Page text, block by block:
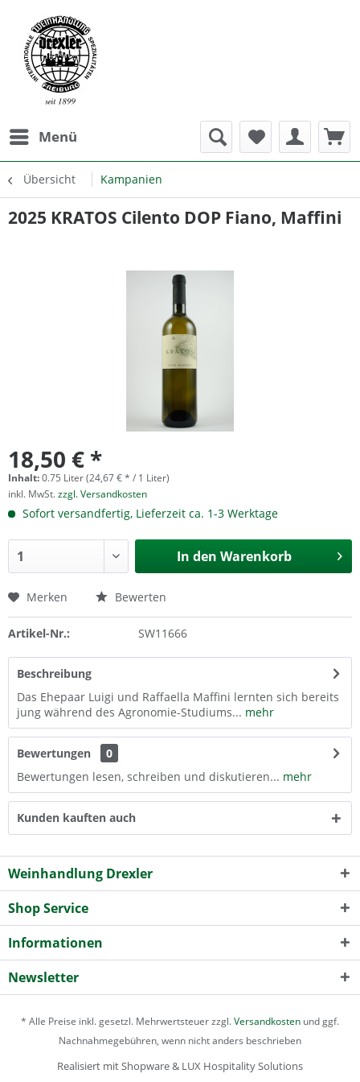
Menü
Übersicht Kampanien
2025 KRATOS Cilento DOP Fiano, Maffini
18,50 € *
Inhalt:0.75 Liter (24,67 € * / 1 Liter)
inkl. MwSt.zzgl. Versandkosten
Sofort versandfertig, Lieferzeit ca. 1-3 Werktage
In den Warenkorb
Merken Bewerten
Artikel-Nr.: SW11666
Beschreibung
Das Ehepaar Luigi und Raffaella Maffini lernten sich bereits
jung während des Agronomie-Studiums... mehr
Bewertungen
0
Bewertungen lesen, schreiben und diskutieren... mehr
Kunden kauften auch
Weinhandlung Drexler
Shop Service
Informationen
Newsletter
* Alle Preise inkl. gesetzl. Mehrwertsteuer zzgl.Versandkosten und ggf.
Nachnahmegebühren, wenn nicht anders beschrieben
Realisiert mit Shopware & LUX Hospitality Solutions